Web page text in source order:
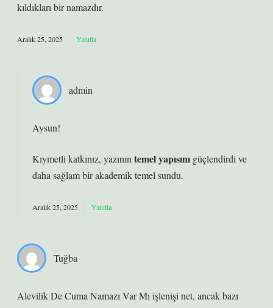
kıldıkları bir namazdır.
Aralık 25, 2025 Yanıtla
admin
Aysun!
Kıymetli katkınız, yazının temel yapısını güçlendirdi ve
daha sağlambir akademik temel sundu.
Aralık 25, 2025 Yanıtla
Tuğba
Alevilik De Cuma Namazı Var Mı işlenişi net, ancak bazı